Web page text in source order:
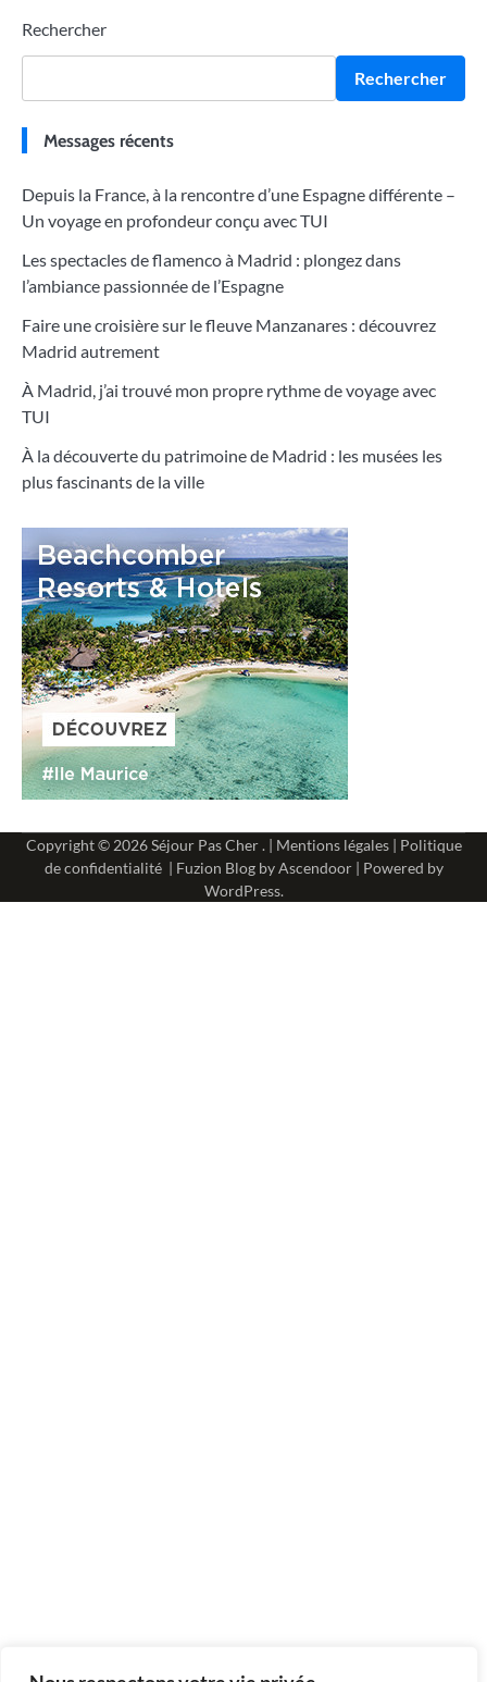
Rechercher
Rechercher
Messages récents
Depuis la France, à la rencontre d’une Espagne différente –
Un voyage en profondeur conçu avec TUI
Les spectacles de flamenco à Madrid : plongez dans
l’ambiance passionnée de l’Espagne
Faire une croisière sur le fleuve Manzanares : découvrez
Madrid autrement
À Madrid, j’ai trouvé mon propre rythme de voyage avec
TUI
À la découverte du patrimoine de Madrid : les musées les
plus fascinants de la ville
Copyright © 2026Séjour Pas Cher. | Mentions légales| Politique
de confidentialité| Fuzion Blog byAscendoor| Powered by
WordPress.